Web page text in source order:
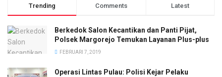
Trending Comments Latest
Berkedok Salon Kecantikan dan Panti Pijat,
Polsek Margorejo Temukan Layanan Plus-plus
FEBRUARI 7, 2019
Operasi Lintas Pulau: Polisi Kejar Pelaku